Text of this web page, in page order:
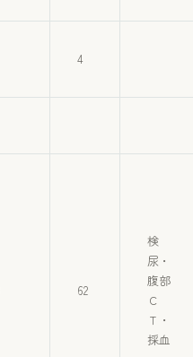
4
62
検
尿・
腹部
Ｃ
Ｔ・
採血